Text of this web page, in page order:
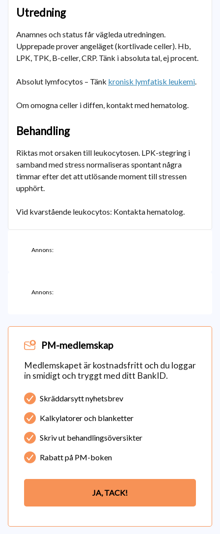
Utredning
Anamnes och status får vägleda utredningen.
Upprepade prover angeläget (kortlivade celler). Hb,
LPK, TPK, B-celler, CRP. Tänk i absoluta tal, ej procent.
Absolut lymfocytos – Tänk kronisk lymfatisk leukemi.
Om omogna celler i diffen, kontakt med hematolog.
Behandling
Riktas mot orsaken till leukocytosen. LPK-stegring i
samband med stress normaliseras spontant några
timmar efter det att utlösande moment till stressen
upphört.
Vid kvarstående leukocytos: Kontakta hematolog.
Annons:
Annons:
PM-medlemskap
Medlemskapet är kostnadsfritt och du loggar
in smidigt och tryggt med ditt BankID.
Skräddarsytt nyhetsbrev
Kalkylatorer och blanketter
Skriv ut behandlingsöversikter
Rabatt på PM-boken
JA, TACK!